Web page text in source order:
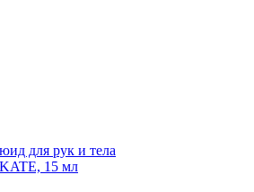
для рук и тела
15 мл